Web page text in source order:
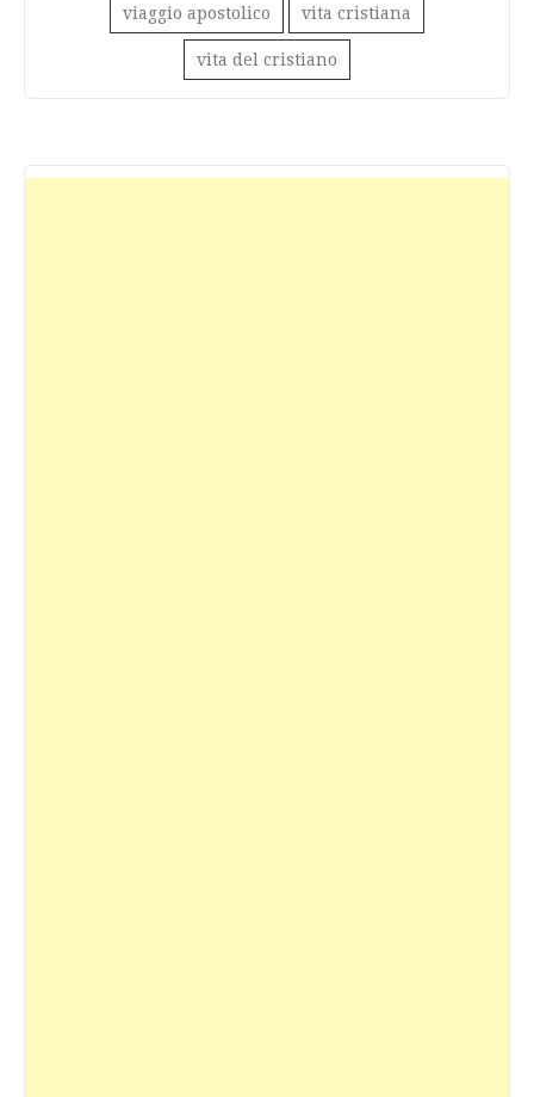
viaggio apostolico vita cristiana
vita del cristiano